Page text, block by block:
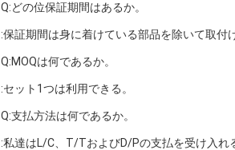
Q:どの位保証期間はあるか。
:保証期間は身に着けている部品を除いて取付
Q:MOQは何であるか。
:セット1つは利用できる。
Q:支払方法は何であるか。
:私達はL/C、T/TおよびD/Pの支払を受け入れ